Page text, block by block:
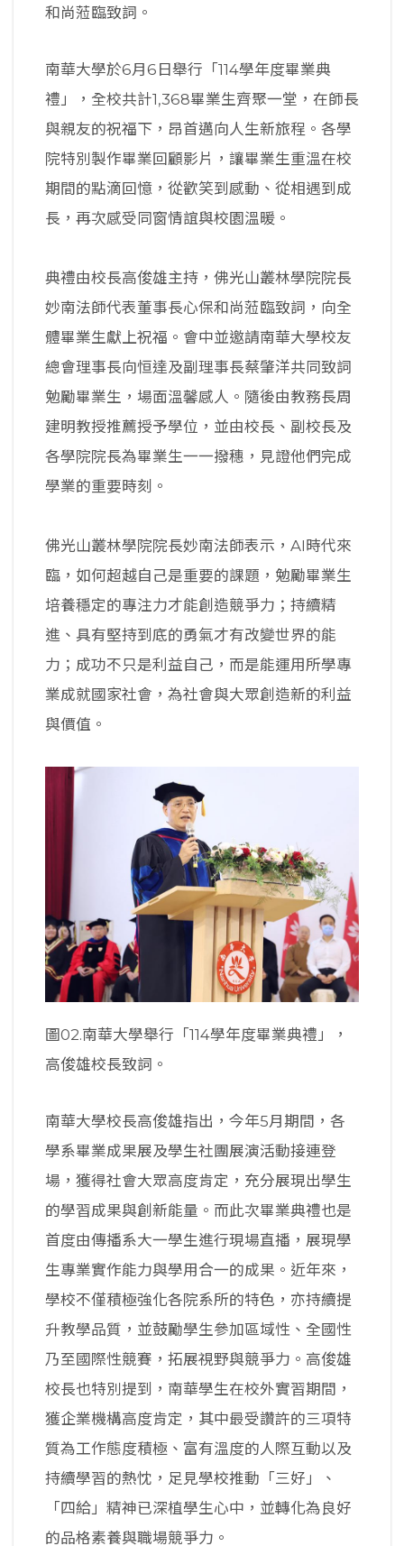
和尚蒞臨致詞。
南華大學於6月6日舉行「114學年度畢業典
禮」，全校共計1,368畢業生齊聚一堂，在師長
與親友的祝福下，昂首邁向人生新旅程。各學
院特別製作畢業回顧影片，讓畢業生重溫在校
期間的點滴回憶，從歡笑到感動、從相遇到成
長，再次感受同窗情誼與校園溫暖。
典禮由校長高俊雄主持，佛光山叢林學院院長
妙南法師代表董事長心保和尚蒞臨致詞，向全
體畢業生獻上祝福。會中並邀請南華大學校友
總會理事長向恒達及副理事長蔡肇洋共同致詞
勉勵畢業生，場面溫馨感人。隨後由教務長周
建明教授推薦授予學位，並由校長、副校長及
各學院院長為畢業生一一撥穗，見證他們完成
學業的重要時刻。
佛光山叢林學院院長妙南法師表示，AI時代來
臨，如何超越自己是重要的課題，勉勵畢業生
培養穩定的專注力才能創造競爭力；持續精
進、具有堅持到底的勇氣才有改變世界的能
力；成功不只是利益自己，而是能運用所學專
業成就國家社會，為社會與大眾創造新的利益
與價值。
圖02.南華大學舉行「114學年度畢業典禮」，
高俊雄校長致詞。
南華大學校長高俊雄指出，今年5月期間，各
學系畢業成果展及學生社團展演活動接連登
場，獲得社會大眾高度肯定，充分展現出學生
的學習成果與創新能量。而此次畢業典禮也是
首度由傳播系大一學生進行現場直播，展現學
生專業實作能力與學用合一的成果。近年來，
學校不僅積極強化各院系所的特色，亦持續提
升教學品質，並鼓勵學生參加區域性、全國性
乃至國際性競賽，拓展視野與競爭力。高俊雄
校長也特別提到，南華學生在校外實習期間，
獲企業機構高度肯定，其中最受讚許的三項特
質為工作態度積極、富有溫度的人際互動以及
持續學習的熱忱，足見學校推動「三好」、
「四給」精神已深植學生心中，並轉化為良好
的品格素養與職場競爭力。